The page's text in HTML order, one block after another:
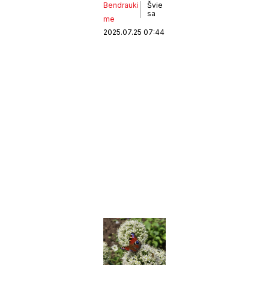
Bendrauki
me
Švie
sa
2025.07.25 07:44